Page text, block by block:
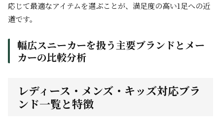
応じて最適なアイテムを選ぶことが、満足度の高い1足への近
道です。
幅広スニーカーを扱う主要ブランドとメー
カーの比較分析
レディース・メンズ・キッズ対応ブラ
ンド一覧と特徴